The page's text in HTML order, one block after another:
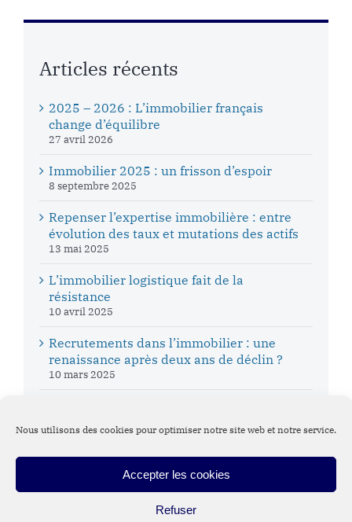
Nous utilisons des cookies pour optimiser notre site web et notre service.
Accepter les cookies
Refuser
Articles récents
2025 – 2026 : L’immobilier français
change d’équilibre
27 avril 2026
Immobilier 2025 : un frisson d’espoir
8 septembre 2025
Repenser l’expertise immobilière : entre
évolution des taux et mutations des actifs
13 mai 2025
L’immobilier logistique fait de la
résistance
10 avril 2025
Recrutements dans l’immobilier : une
renaissance après deux ans de déclin ?
10 mars 2025
Suivez DVA Executive Search